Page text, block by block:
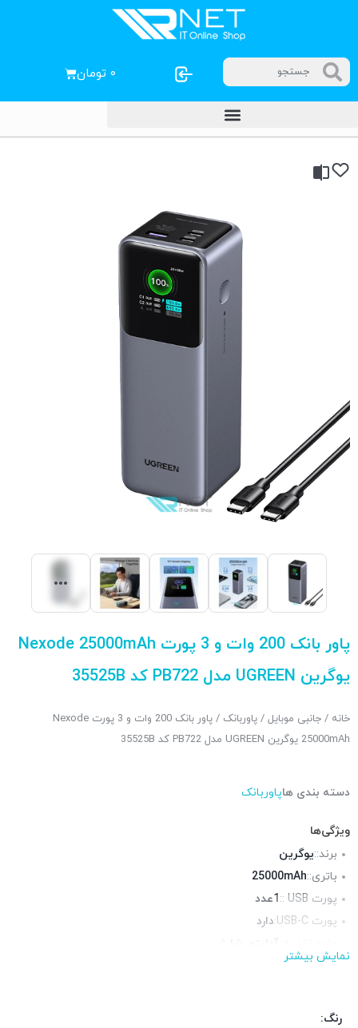
۰ تومان
پاور بانک 200 وات و 3 پورت Nexode 25000mAh
یوگرین UGREEN مدل PB722 کد 35525B
خانه / جانبی موبایل / پاوربانک
/ پاور بانک 200 وات و 3 پورت Nexode
25000mAh یوگرین UGREEN مدل PB722 کد 35525B
دسته بندی هاپاوربانک
ویژگی‌ها
برند::یوگرین
باتری::25000mAh
پورت USB ::
1عدد
پورت USB-C:
دارد
محتوای جعبه::
نمایش بیشتر
رنگ: